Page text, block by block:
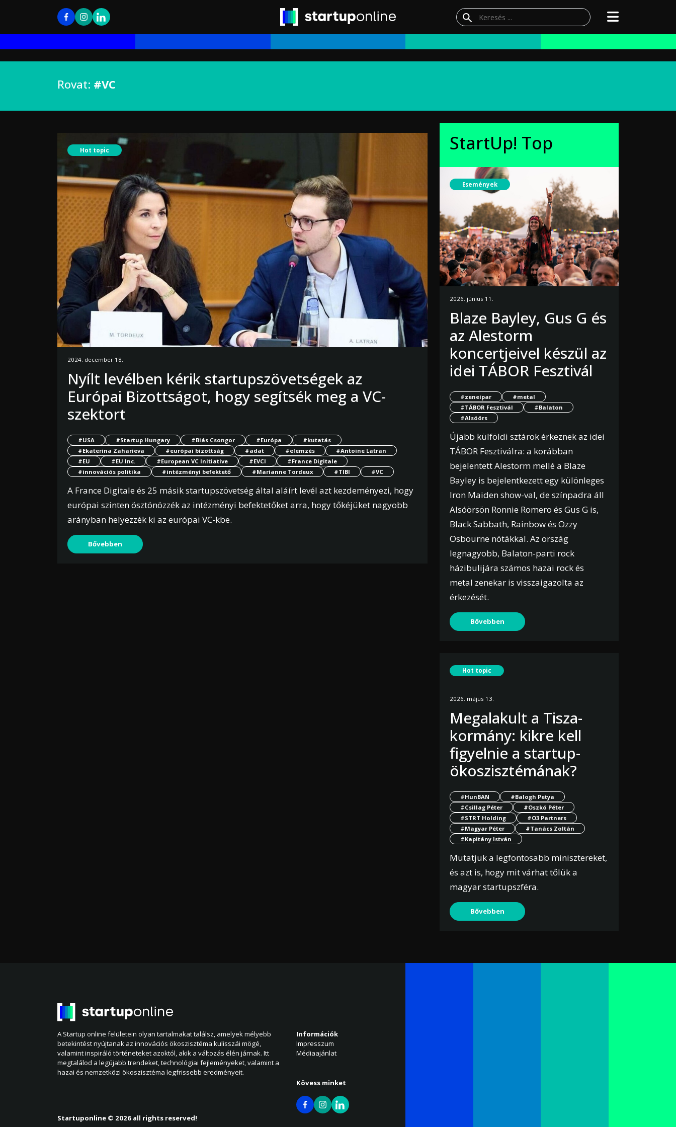
Rovat: #VC
Hot topic
2024. december 18.
Nyílt levélben kérik startupszövetségek az
Európai Bizottságot, hogy segítsék meg a VC-
szektort
#USA #Startup Hungary #Biás Csongor #Európa
#kutatás
#Ekaterina Zaharieva
#európai bizottság #adat #elemzés
#Antoine Latran
#EU
#EU Inc. #European VC Initiative #EVCI
#France Digitale
#innovációs politika
#intézményi befektető #Marianne Tordeux #TIBI #VC
A France Digitale és 25 másik startupszövetség által aláírt levél azt kezdeményezi, hogy
európai szinten ösztönözzék az intézményi befektetőket arra, hogy tőkéjüket nagyobb
arányban helyezzék ki az európai VC-kbe.
Bővebben
StartUp! Top
Események
2026. június 11.
Blaze Bayley, Gus G és
az Alestorm
koncertjeivel készül az
idei TÁBOR Fesztivál
#zeneipar
#metal
#TÁBOR Fesztivál
#Balaton
#Alsóörs
Újabb külföldi sztárok érkeznek az idei
TÁBOR Fesztiválra: a korábban
bejelentett Alestorm mellé a Blaze
Bayley is bejelentkezett egy különleges
Iron Maiden show-val, de színpadra áll
Alsóörsön Ronnie Romero és Gus G is,
Black Sabbath, Rainbow és Ozzy
Osbourne nótákkal. Az ország
legnagyobb, Balaton-parti rock
házibulijára számos hazai rock és
metal zenekar is visszaigazolta az
érkezését.
Bővebben
Hot topic
2026. május 13.
Megalakult a Tisza-
kormány: kikre kell
figyelnie a startup-
ökoszisztémának?
#HunBAN
#Balogh Petya
#Csillag Péter
#Oszkó Péter
#STRT Holding
#O3 Partners
#Magyar Péter
#Tanács Zoltán
#Kapitány István
Mutatjuk a legfontosabb minisztereket,
és azt is, hogy mit várhat tőlük a
magyar startupszféra.
Bővebben
A Startup online felületein olyan tartalmakat találsz, amelyek mélyebb
betekintést nyújtanak az innovációs ökoszisztéma kulisszái mögé,
valamint inspiráló történeteket azoktól, akik a változás élén járnak. Itt
megtalálod a legújabb trendeket, technológiai fejleményeket, valamint a
hazai és nemzetközi ökoszisztéma legfrissebb eredményeit.
Információk
Impresszum
Médiaajánlat
Kövess minket
Startuponline © 2026 all rights reserved!